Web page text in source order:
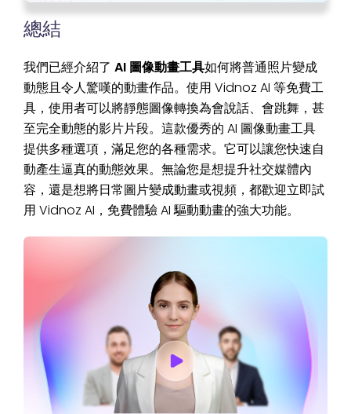
總結
我們已經介紹了 AI 圖像動畫工具如何將普通照片變成
動態且令人驚嘆的動畫作品。使用 Vidnoz AI 等免費工
具，使用者可以將靜態圖像轉換為會說話、會跳舞，甚
至完全動態的影片片段。這款優秀的 AI 圖像動畫工具
提供多種選項，滿足您的各種需求。它可以讓您快速自
動產生逼真的動態效果。無論您是想提升社交媒體內
容，還是想將日常圖片變成動畫或視頻，都歡迎立即試
用 Vidnoz AI，免費體驗 AI 驅動動畫的強大功能。